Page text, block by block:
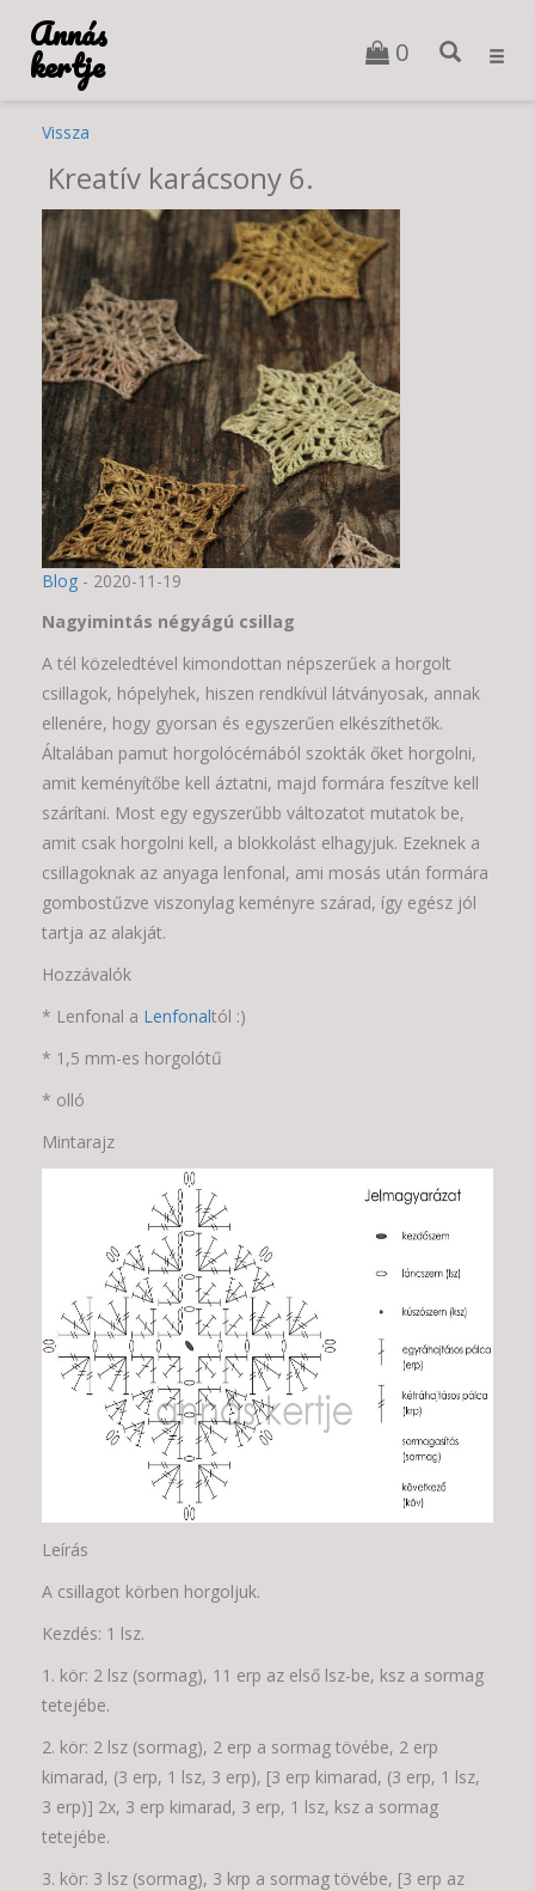
Annás
kertje 0
Vissza
Kreatív karácsony 6.
Blog - 2020-11-19
Nagyimintás négyágú csillag
A tél közeledtével kimondottan népszerűek a horgolt
csillagok, hópelyhek, hiszen rendkívül látványosak, annak
ellenére, hogy gyorsan és egyszerűen elkészíthetők.
Általában pamut horgolócérnából szokták őket horgolni,
amit keményítőbe kell áztatni, majd formára feszítve kell
szárítani. Most egy egyszerűbb változatot mutatok be,
amit csak horgolni kell, a blokkolást elhagyjuk. Ezeknek a
csillagoknak az anyaga lenfonal, ami mosás után formára
gombostűzve viszonylag keményre szárad, így egész jól
tartja az alakját.
Hozzávalók
* Lenfonal a Lenfonaltól :)
* 1,5 mm-es horgolótű
* olló
Mintarajz
Leírás
A csillagot körben horgoljuk.
Kezdés: 1 lsz.
1. kör: 2 lsz (sormag), 11 erp az első lsz-be, ksz a sormag
tetejébe.
2. kör: 2 lsz (sormag), 2 erp a sormag tövébe, 2 erp
kimarad, (3 erp, 1 lsz, 3 erp), [3 erp kimarad, (3 erp, 1 lsz,
3 erp)] 2x, 3 erp kimarad, 3 erp, 1 lsz, ksz a sormag
tetejébe.
3. kör: 3 lsz (sormag), 3 krp a sormag tövébe, [3 erp az